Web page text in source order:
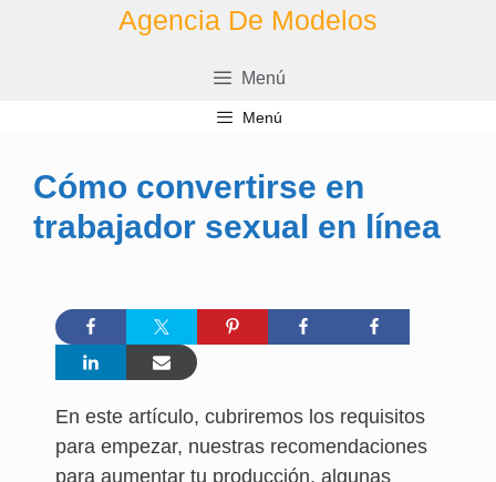
Agencia De Modelos
Menú
Menú
Cómo convertirse en
trabajador sexual en línea
En este artículo, cubriremos los requisitos
para empezar, nuestras recomendaciones
para aumentar tu producción, algunas